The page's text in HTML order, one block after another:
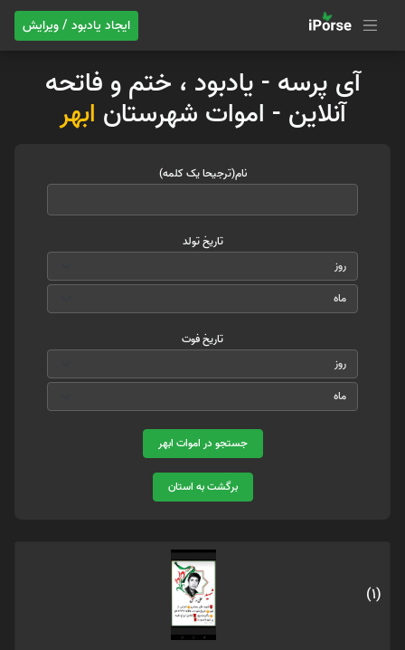
ایجاد یادبود / ویرایش
آی پرسه - یادبود ، ختم و فاتحه
آنلاین - اموات شهرستان ابهر
نام(ترجیحا یک کلمه)
تاریخ تولد
تاریخ فوت
جستجو در اموات ابهر
برگشت به استان
(1)